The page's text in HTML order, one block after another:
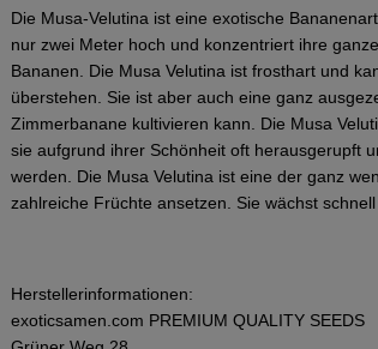
Die Musa-Velutina ist eine exotische
nur zwei Meter hoch und konzentriert ihre
Bananen. Die Musa Velutina ist frosthart und
überstehen. Sie ist aber auch eine ganz
Zimmerbanane kultivieren kann. Die Musa
sie aufgrund ihrer Schönheit oft herausgerupft
werden. Die Musa Velutina ist eine der ganz
zahlreiche Früchte ansetzen. Sie wächst
Herstellerinformationen:
exoticsamen.com PREMIUM QUALITY SEEDS